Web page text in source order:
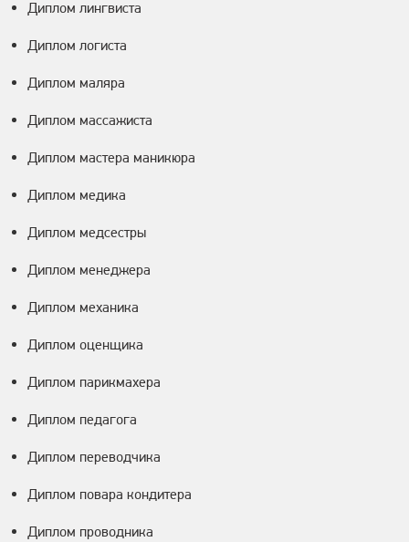
Диплом лингвиста
Диплом логиста
Диплом маляра
Диплом массажиста
Диплом мастера маникюра
Диплом медика
Диплом медсестры
Диплом менеджера
Диплом механика
Диплом оценщика
Диплом парикмахера
Диплом педагога
Диплом переводчика
Диплом повара кондитера
Диплом проводника